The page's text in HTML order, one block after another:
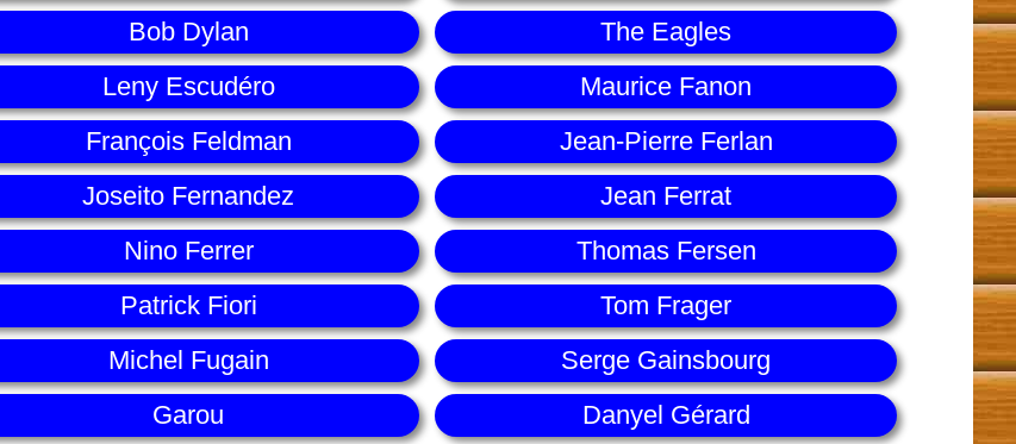
Bob Dylan
The Eagles
Leny Escudéro
Maurice Fanon
François Feldman
Jean-Pierre Ferlan
Joseito Fernandez
Jean Ferrat
Nino Ferrer
Thomas Fersen
Patrick Fiori
Tom Frager
Michel Fugain
Serge Gainsbourg
Garou
Danyel Gérard